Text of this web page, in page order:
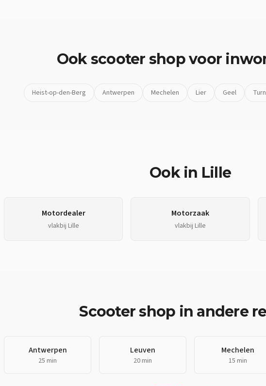
Ookscooter shopvoor
Heist-op-den-Berg Antwerpen Mechelen Lier Geel
Ook in Lille
Motordealer
vlakbij Lille
Motorzaak
vlakbij Lille
Scooter shop in andere
Antwerpen
25 min
Leuven
20 min
Mechelen
15 min